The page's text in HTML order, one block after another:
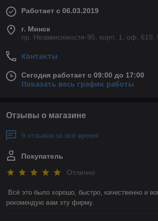
Работает с 06.03.2019
г. Минск
пр. Независимости-95, корп. 1, оф. 619,
Контакты
Сегодня работает с 09:00 до 17:00
Показать весь график работы
Отзывы о магазине
9 отзывов за всё время
Покупатель
Отлично
Всё это было хорошо, быстро, качественно и
рекомендую вам эту фирму.